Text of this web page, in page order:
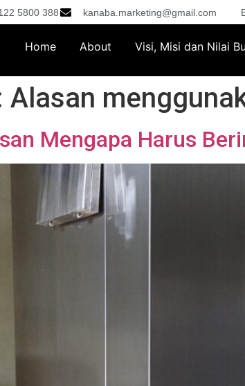
5800 388 kanaba.marketing@gmail.com
Home About Visi, Misi dan Nilai
Alasan
Mengapa Harus